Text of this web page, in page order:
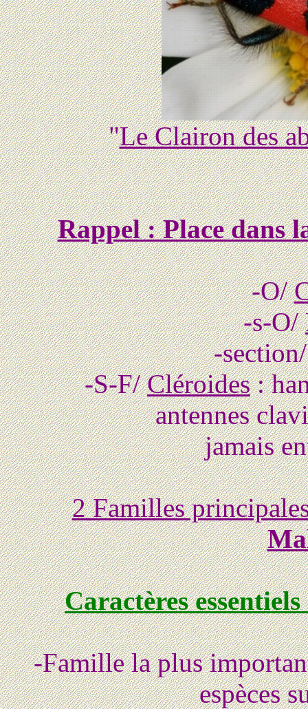
"Le Clairon des
Rappel : Place dans
-O/
-s-O/
-
-S-F/Cléroides:
antennes
jamais
2 Familles
Caractères
-Famille la plus
espèces